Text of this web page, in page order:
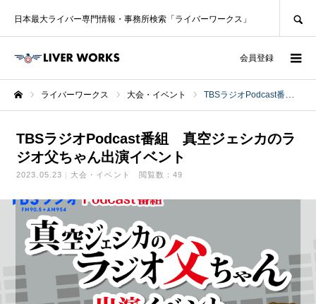
日本最大ライバー専門情報・事務所検索「ライバーワークス」
会員登録
ライバーワークス 大会・イベント TBSラジオPodcast番組 真空ジェシカのラジオ父ちゃん出演イベント
TBSラジオPodcast番組 真空ジェシカのラ
ジオ父ちゃん出演イベント
2023.05.23 大会・イベント 閲覧数：49